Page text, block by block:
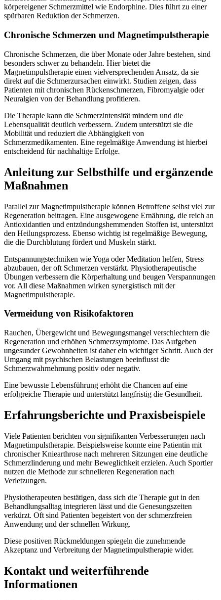
körpereigener Schmerzmittel wie Endorphine. Dies führt zu einer
spürbaren Reduktion der Schmerzen.
Chronische Schmerzen und Magnetimpulstherapie
Chronische Schmerzen, die über Monate oder Jahre bestehen, sind
besonders schwer zu behandeln. Hier bietet die
Magnetimpulstherapie einen vielversprechenden Ansatz, da sie
direkt auf die Schmerzursachen einwirkt. Studien zeigen, dass
Patienten mit chronischen Rückenschmerzen, Fibromyalgie oder
Neuralgien von der Behandlung profitieren.
Die Therapie kann die Schmerzintensität mindern und die
Lebensqualität deutlich verbessern. Zudem unterstützt sie die
Mobilität und reduziert die Abhängigkeit von
Schmerzmedikamenten. Eine regelmäßige Anwendung ist hierbei
entscheidend für nachhaltige Erfolge.
Anleitung zur Selbsthilfe und ergänzende
Maßnahmen
Parallel zur Magnetimpulstherapie können Betroffene selbst viel zur
Regeneration beitragen. Eine ausgewogene Ernährung, die reich an
Antioxidantien und entzündungshemmenden Stoffen ist, unterstützt
den Heilungsprozess. Ebenso wichtig ist regelmäßige Bewegung,
die die Durchblutung fördert und Muskeln stärkt.
Entspannungstechniken wie Yoga oder Meditation helfen, Stress
abzubauen, der oft Schmerzen verstärkt. Physiotherapeutische
Übungen verbessern die Körperhaltung und beugen Verspannungen
vor. All diese Maßnahmen wirken synergistisch mit der
Magnetimpulstherapie.
Vermeidung von Risikofaktoren
Rauchen, Übergewicht und Bewegungsmangel verschlechtern die
Regeneration und erhöhen Schmerzsymptome. Das Aufgeben
ungesunder Gewohnheiten ist daher ein wichtiger Schritt. Auch der
Umgang mit psychischen Belastungen beeinflusst die
Schmerzwahrnehmung positiv oder negativ.
Eine bewusste Lebensführung erhöht die Chancen auf eine
erfolgreiche Therapie und unterstützt langfristig die Gesundheit.
Erfahrungsberichte und Praxisbeispiele
Viele Patienten berichten von signifikanten Verbesserungen nach
Magnetimpulstherapie. Beispielsweise konnte eine Patientin mit
chronischer Kniearthrose nach mehreren Sitzungen eine deutliche
Schmerzlinderung und mehr Beweglichkeit erzielen. Auch Sportler
nutzen die Methode zur schnelleren Regeneration nach
Verletzungen.
Physiotherapeuten bestätigen, dass sich die Therapie gut in den
Behandlungsalltag integrieren lässt und die Genesungszeiten
verkürzt. Oft sind Patienten begeistert von der schmerzfreien
Anwendung und der schnellen Wirkung.
Diese positiven Rückmeldungen spiegeln die zunehmende
Akzeptanz und Verbreitung der Magnetimpulstherapie wider.
Kontakt und weiterführende
Informationen